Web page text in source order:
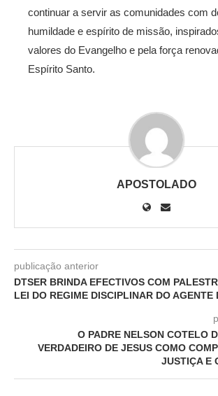
continuar a servir as comunidades com
humildade e espírito de missão,
valores do Evangelho e pela força
Espírito Santo.
APOSTOLADO
publicação anterior
DTSER BRINDA EFECTIVOS COM
LEI DO REGIME DISCIPLINAR DO AGENTE
O PADRE NELSON COTELO
VERDADEIRO DE JESUS COMO
JUSTIÇA E